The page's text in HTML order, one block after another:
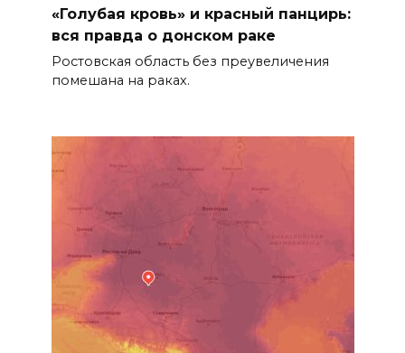
«Голубая кровь» и красный панцирь:
вся правда о донском раке
Ростовская область без преувеличения
помешана на раках.